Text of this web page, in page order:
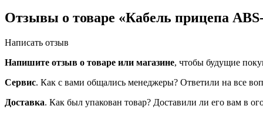
Отзывы о товаре «Кабель прицепа
Написать отзыв
Напишите отзыв о товаре или магазине, чтобы будущие
Сервис. Как с вами общались менеджеры? Ответили на все
Доставка. Как был упакован товар? Доставили ли его вам в